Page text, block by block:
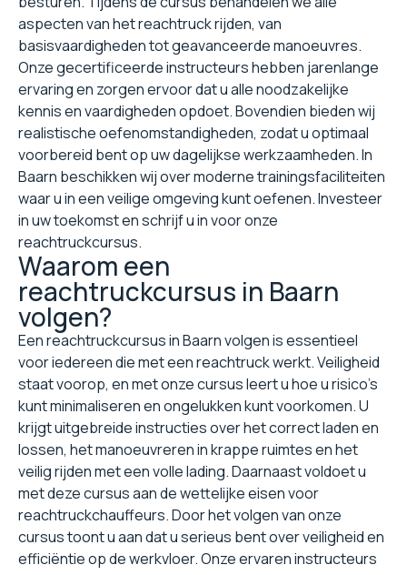
aspecten van het reachtruck rijden, van
basisvaardigheden tot geavanceerde manoeuvres.
Onze gecertificeerde instructeurs hebben jarenlange
ervaring en zorgen ervoor dat u alle noodzakelijke
kennis en vaardigheden opdoet. Bovendien bieden wij
realistische oefenomstandigheden, zodat u optimaal
voorbereid bent op uw dagelijkse werkzaamheden. In
Baarn beschikken wij over moderne trainingsfaciliteiten
waar u in een veilige omgeving kunt oefenen. Investeer
in uw toekomst en schrijf u in voor onze
reachtruckcursus.
Waarom een
reachtruckcursus in Baarn
volgen?
Een reachtruckcursus in Baarn volgen is essentieel
voor iedereen die met een reachtruck werkt. Veiligheid
staat voorop, en met onze cursus leert u hoe u risico's
kunt minimaliseren en ongelukken kunt voorkomen. U
krijgt uitgebreide instructies over het correct laden en
lossen, het manoeuvreren in krappe ruimtes en het
veilig rijden met een volle lading. Daarnaast voldoet u
met deze cursus aan de wettelijke eisen voor
reachtruckchauffeurs. Door het volgen van onze
cursus toont u aan dat u serieus bent over veiligheid en
efficiëntie op de werkvloer. Onze ervaren instructeurs